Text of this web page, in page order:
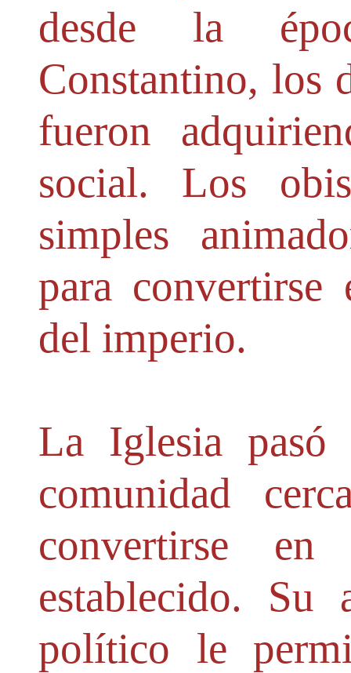
desde la
Constantino, los
fueron
social. Los
simples
para
del imperio.
La Iglesia pasó
comunidad
convertirse
establecido. Su
político le